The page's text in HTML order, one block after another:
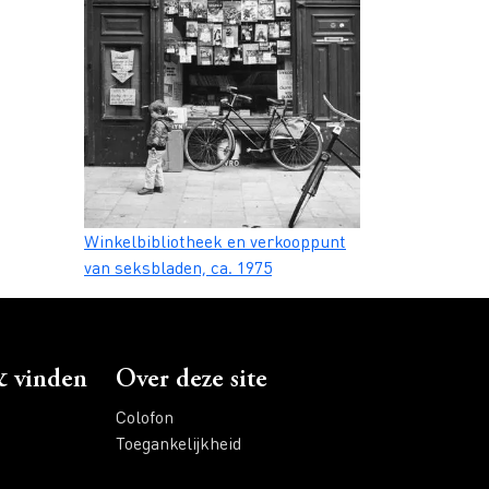
Caption
Winkelbibliotheek en verkooppunt
van seksbladen, ca. 1975
vinden Over deze site
Colofon
Toegankelijkheid